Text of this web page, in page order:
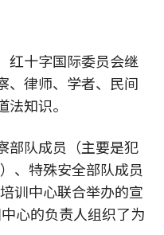
红十字国际委员会继
、律师、学者、民间
知识。
部队成员（主要是犯
、特殊安全部队成员
训中心联合举办的宣
心的负责人组织了为